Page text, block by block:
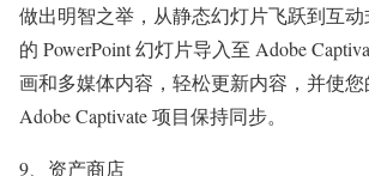
做出明智之举，从静态幻灯片飞跃到互
的 PowerPoint 幻灯片导入至 Adobe
画和多媒体内容，轻松更新内容，并使您
Adobe Captivate 项目保持同步。
9、资产商店